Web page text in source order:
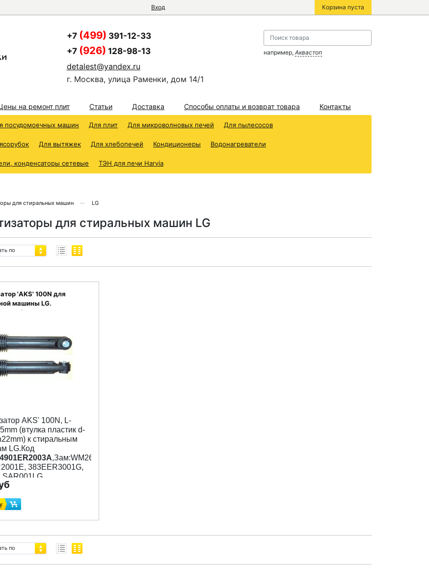
Вход Корзина пуста
+7 (499) 391-12-33
+7 (926) 128-98-13
detalest@yandex.ru
г. Москва, улица Раменки, дом 14/1
например, Аквастоп
на ремонт плит Статьи Доставка Способы оплаты и возврат товара Контакты
посудомоечных машин Для плит Для микроволновых печей Для пылесосов
Для вытяжек Для хлебопечей Кондиционеры Водонагреватели
конденсаторы сетевые ТЭН для печи Harvia
для стиральных машин LG
для стиральных машин LG
по
'AKS' 100N для
машины LG.
AKS' 100N, L-
(втулка пластик d-
к стиральным
LG.Код
4901ER2003A,Зам:WM2604szw,
383EER3001G,
SAR001LG
по